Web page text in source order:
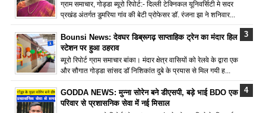
ग्राम समाचार, गोड्डा ब्यूरो रिपोर्ट:- दिल्ली टेक्निकल यूनिवर्सिटी मे सदर
प्रखंड अंतर्गत डुमरिया गांव की बेटी प्रोफेसर डॉ. रंजना झा ने शनिवार...
Bounsi News: देवघर डिब्रूगढ़ साप्ताहिक ट्रेन का मंदार हिल
स्टेशन पर हुआ ठहराव
ब्यूरो रिपोर्ट ग्राम समाचार बांका। मंदार क्षेत्र वासियों को रेलवे के द्वारा एक
और सौगात गोड्डा सांसद डॉ निशिकांत दुबे के प्रयास से मिल गयी ह...
GODDA NEWS: मुन्ना सोरेन बने डीएसपी, बड़े भाई BDO एक
परिवार से प्रशासनिक सेवा में नई मिसाल